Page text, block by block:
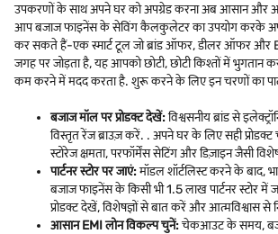
उपकरणों के साथ अपने घर को अपग्रेड करना अब आसान और
आप बजाज फाइनेंस के सेविंग कैलकुलेटर का उपयोग करके
कर सकते हैं-एक स्मार्ट टूल जो ब्रांड ऑफर, डीलर ऑफर और
जगह पर जोड़ता है, यह आपको छोटी, छोटी किश्तों में
कम करने में मदद करता है. शुरू करने के लिए इन चरणों का
बजाज मॉल पर प्रोडक्ट देखें:विश्वसनीय ब्रांड से
विस्तृत रेंज ब्राउज़ करें. . अपने घर के लिए सही प्रोडक्ट
स्टोरेज क्षमता, परफॉर्मेंस सेटिंग और डिज़ाइन जैसी
पार्टनर स्टोर पर जाएं:मॉडल शॉर्टलिस्ट करने के बाद,
बजाज फाइनेंस के किसी भी 1.5 लाख पार्टनर स्टोर में
प्रोडक्ट देखें, विशेषज्ञों से बात करें और आत्मविश्वास से
आसान EMI लोन विकल्प चुनें:चेकआउट के समय,